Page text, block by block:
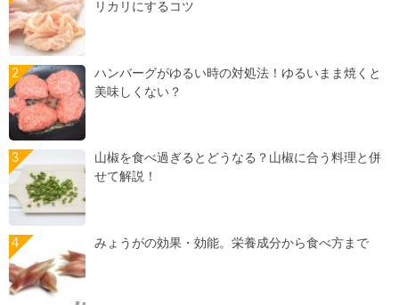
リカリにするコツ
ハンバーグがゆるい時の対処法！ゆるいまま焼くと
美味しくない？
山椒を食べ過ぎるとどうなる？山椒に合う料理と併
せて解説！
みょうがの効果・効能。栄養成分から食べ方まで